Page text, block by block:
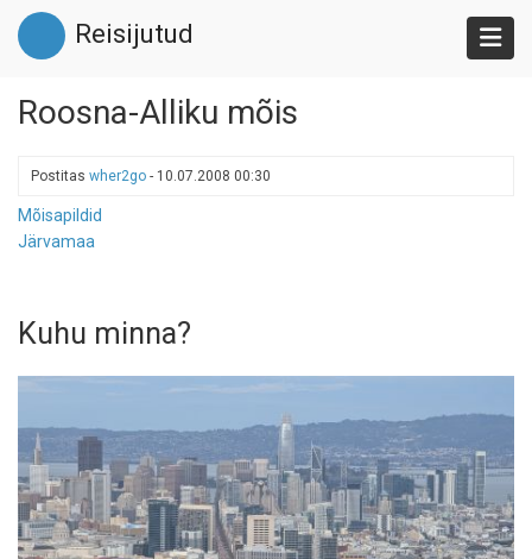
Liigu
edasi
põhisisu
Reisijutud
Roosna-Alliku mõis
Postitas wher2go - 10.07.2008 00:30
Mõisapildid
Järvamaa
Kuhu minna?